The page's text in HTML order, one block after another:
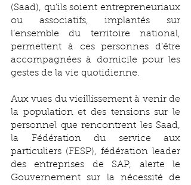
(Saad), qu’ils soient entrepreneuriaux
ou associatifs, implantés sur
l’ensemble du territoire national,
permettent à ces personnes d’être
accompagnées à domicile pour les
gestes de la vie quotidienne.
Aux vues du vieillissement à venir de
la population et des tensions sur le
personnel que rencontrent les Saad,
la Fédération du service aux
particuliers (FESP), fédération leader
des entreprises de SAP, alerte le
Gouvernement sur la nécessité de